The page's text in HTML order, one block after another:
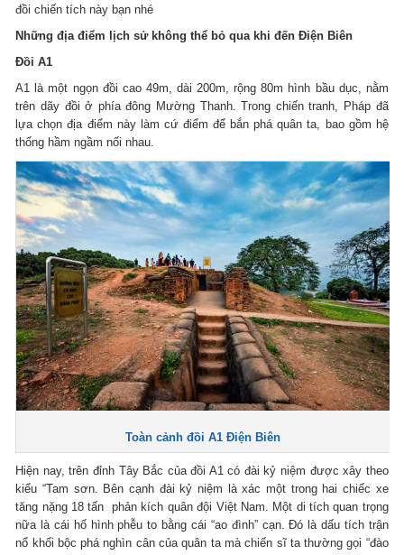
đồi chiến tích này bạn nhé
Những địa điểm lịch sử không thể bỏ qua khi đến Điện Biên
Đồi A1
A1 là một ngọn đồi cao 49m, dài 200m, rộng 80m hình bầu dục, nằm
trên dãy đồi ở phía đông Mường Thanh. Trong chiến tranh, Pháp đã
lựa chọn địa điểm này làm cứ điểm để bắn phá quân ta, bao gồm hệ
thống hầm ngầm nối nhau.
Toàn cảnh đồi A1 Điện Biên
Hiện nay, trên đỉnh Tây Bắc của đồi A1 có đài kỷ niệm được xây theo
kiểu “Tam sơn. Bên cạnh đài kỷ niệm là xác một trong hai chiếc xe
tăng nặng 18 tấn phản kích quân đội Việt Nam. Một di tích quan trọng
nữa là cái hố hình phễu to bằng cái “ao đình” cạn. Đó là dấu tích trận
nổ khối bộc phá nghìn cân của quân ta mà chiến sĩ ta thường gọi “đào